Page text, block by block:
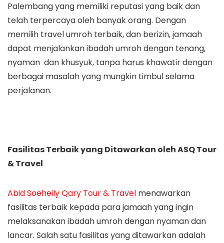
Palembang yang memiliki reputasi yang baik dan
telah terpercaya oleh banyak orang. Dengan
memilih travel umroh terbaik, dan berizin, jamaah
dapat menjalankan ibadah umroh dengan tenang,
nyaman dan khusyuk, tanpa harus khawatir dengan
berbagai masalah yang mungkin timbul selama
perjalanan.
Fasilitas Terbaik yang Ditawarkan oleh ASQ Tour
& Travel
Abid Soeheily Qary Tour & Travel menawarkan
fasilitas terbaik kepada para jamaah yang ingin
melaksanakan ibadah umroh dengan nyaman dan
lancar. Salah satu fasilitas yang ditawarkan adalah